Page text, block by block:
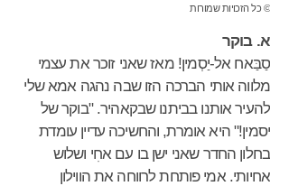
לקלישאות ביחס למזרח. המתח הזה משוקע
היטב ברומן המעניין, היוצא נשכר מן המרחק
המסוים, שהמחבר מדד בינו לבין הפרטים
ההיסטוריים. רווח נוסף המתגלה מן
ההחלטה הבסיסית הזו הוא בכך, שהדיון
בספר הוא אמיתית ומעורר אמפתיה."
© כל הזכויות שמורות
א. בוקר
סַבַּאח אל-יַסְמין! מאז שאני זוכר את עצמי
מלווה אותי הברכה הזו שבה נהגה אמא שלי
להעיר אותנו בביתנו שבקאהיר. "בוקר של
יסמין!" היא אומרת, והחשיכה עדיין עומדת
בחלון החדר שאני ישן בו עם אחִי ושלוש
אחיותי. אמי פותחת לרווחה את הווילון